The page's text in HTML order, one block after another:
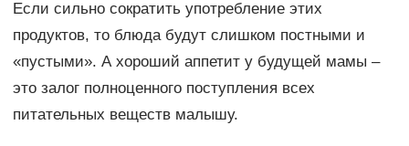
Если сильно сократить употребление этих
продуктов, то блюда будут слишком постными и
«пустыми». А хороший аппетит у будущей мамы –
это залог полноценного поступления всех
питательных веществ малышу.